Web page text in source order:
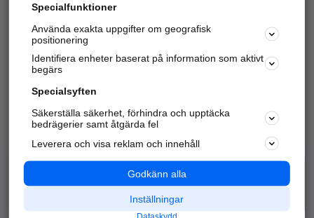
Kom igång och annonsera mot
samarbetspartners nära dig.
Alla kategorier
Populära sökningar
API & Kartor
Annonsera
Integritet
Nödnummer
Specialfunktioner
Använda exakta uppgifter om geografisk
positionering
Identifiera enheter baserat på information som aktivt
begärs
Specialsyften
Säkerställa säkerhet, förhindra och upptäcka
bedrägerier samt åtgärda fel
Leverera och visa reklam och innehåll
Godkänn alla
Inställningar
Dataskydd